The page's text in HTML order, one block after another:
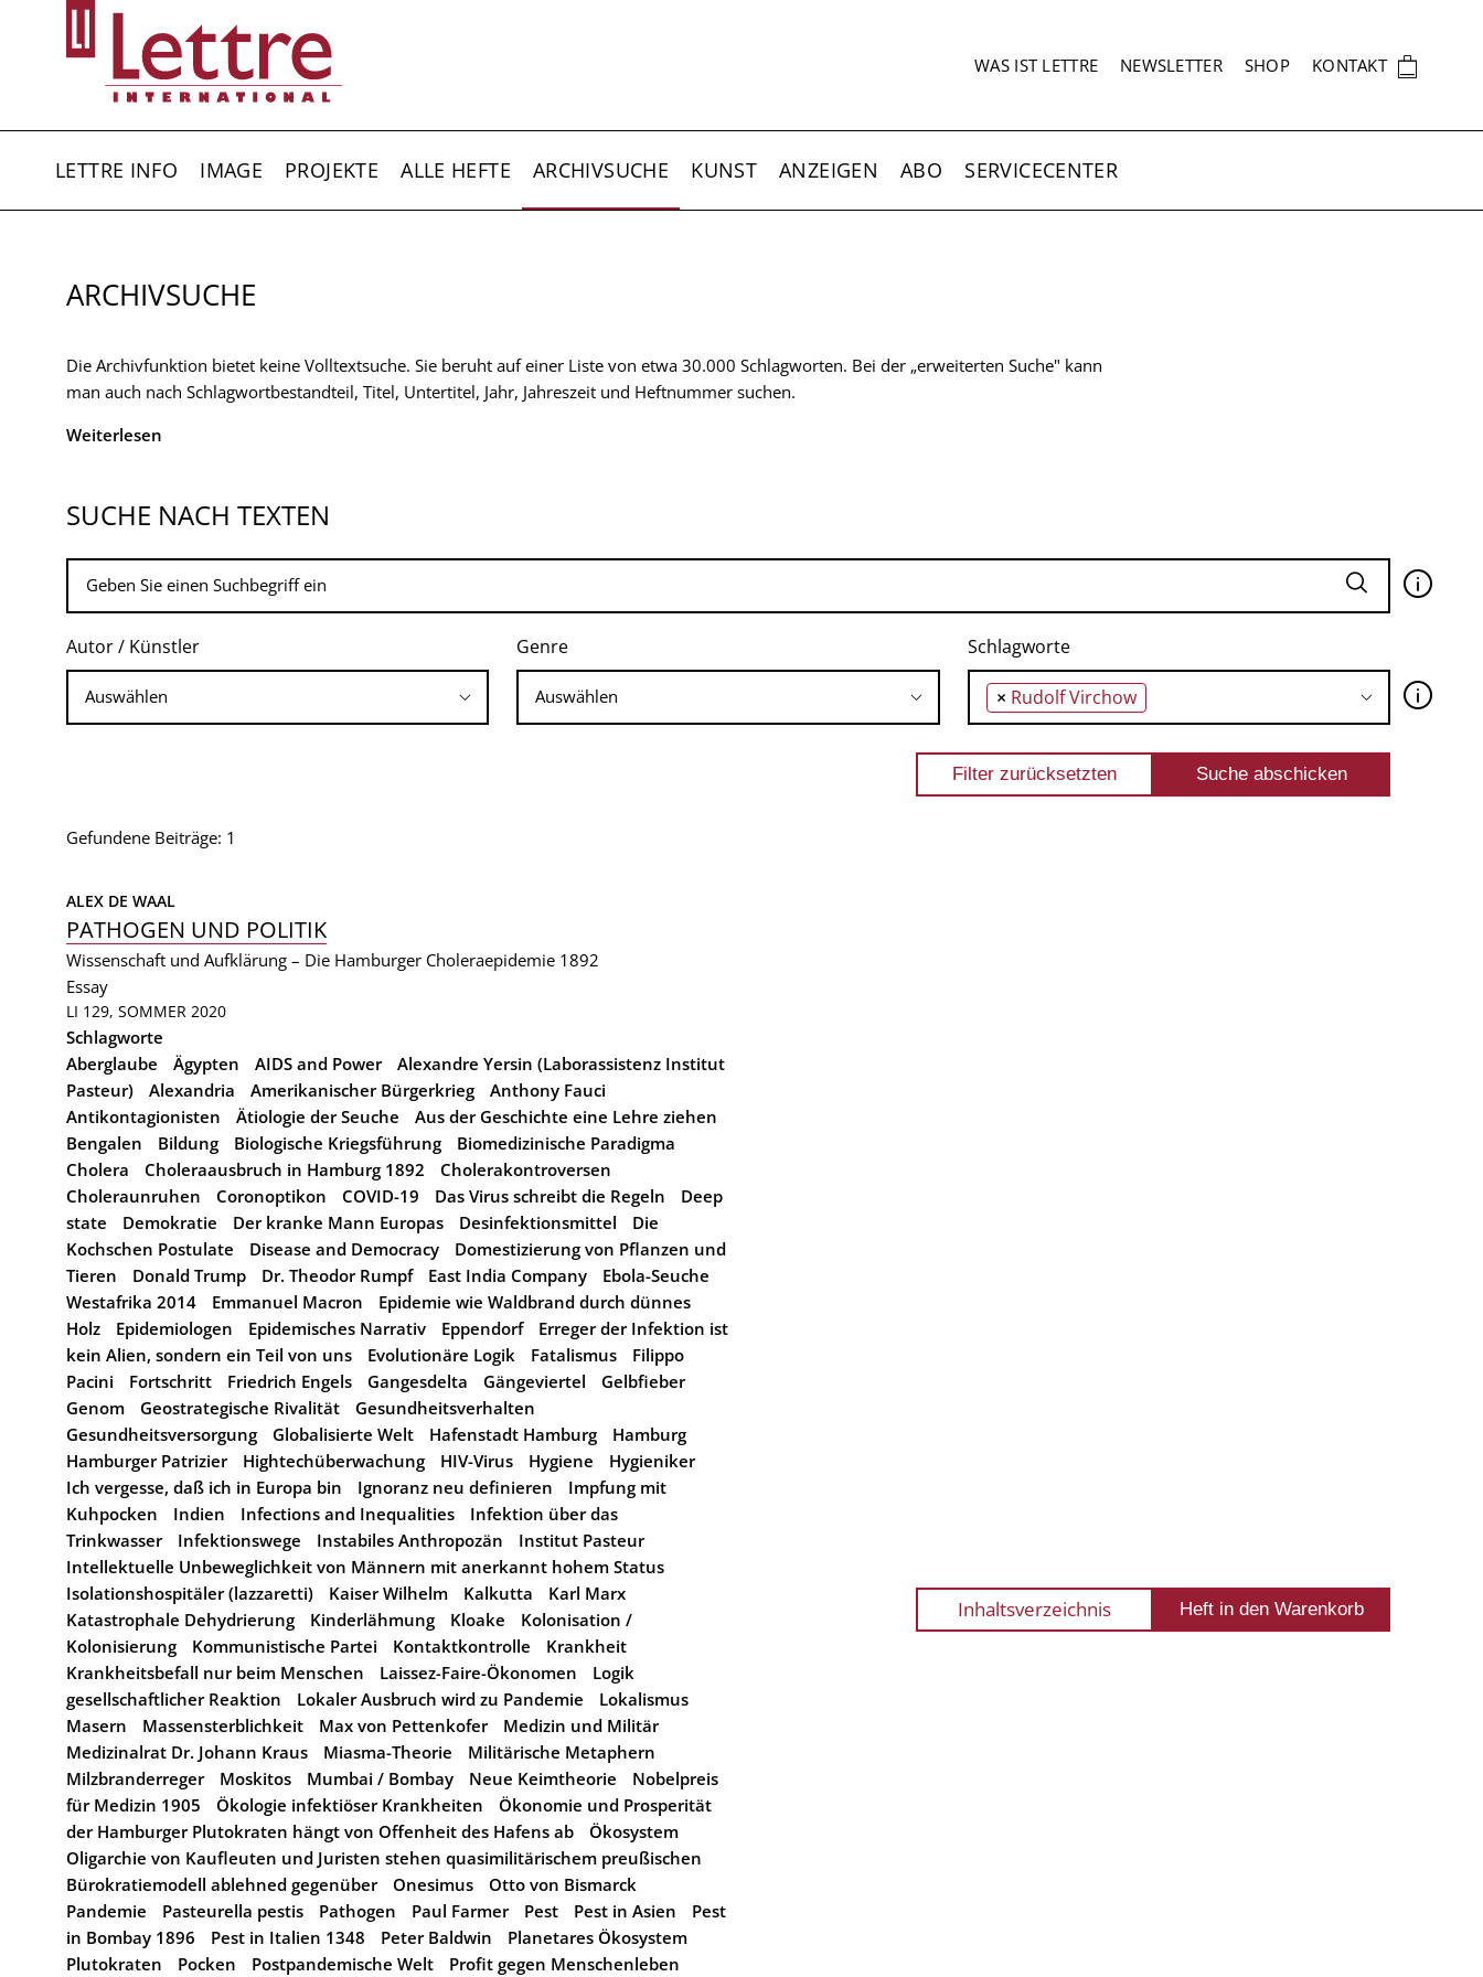
SEKUNDÄRNAVIGATION
WAS IST LETTRE NEWSLETTER SHOP KONTAKT 🛍
LETTRE INFO IMAGE PROJEKTE ALLE HEFTE ARCHIVSUCHE KUNST ANZEIGEN ABO SERVICECENTER
ARCHIVSUCHE
Die Archivfunktion bietet keine Volltextsuche. Sie beruht auf einer Liste von etwa 30.000 Schlagworten. Bei der „erweiterten Suche" kann
man auch nach Schlagwortbestandteil, Titel, Untertitel, Jahr, Jahreszeit und Heftnummer suchen.
Weiterlesen
SUCHE NACH TEXTEN
🛈
Autor / Künstler Genre Schlagworte
× Rudolf Virchow 🛈
Gefundene Beiträge: 1
ALEX DE WAAL
PATHOGEN UND POLITIK
Wissenschaft und Aufklärung – Die Hamburger Choleraepidemie 1892
Essay
LI 129, SOMMER 2020
Schlagworte
Aberglaube
Ägypten AIDS and Power
Alexandre Yersin (Laborassistenz Institut
Pasteur)
Alexandria Amerikanischer Bürgerkrieg
Anthony Fauci
Antikontagionisten
Ätiologie der Seuche
Aus der Geschichte eine Lehre ziehen
Bengalen
Bildung Biologische Kriegsführung
Biomedizinische Paradigma
Cholera
Choleraausbruch in Hamburg 1892
Cholerakontroversen
Choleraunruhen
Coronoptikon COVID-19 Das Virus schreibt die Regeln
Deep
state
Demokratie Der kranke Mann Europas Desinfektionsmittel
Die
Kochschen Postulate
Disease and Democracy
Domestizierung von Pflanzen und
Tieren
Donald Trump Dr. Theodor Rumpf East India Company
Ebola-Seuche
Westafrika 2014
Emmanuel Macron
Epidemie wie Waldbrand durch dünnes
Holz
Epidemiologen Epidemisches Narrativ Eppendorf
Erreger der Infektion ist
kein Alien, sondern ein Teil von uns
Evolutionäre Logik Fatalismus
Filippo
Pacini
Fortschritt Friedrich Engels Gangesdelta Gängeviertel
Gelbfieber
Genom
Geostrategische Rivalität
Gesundheitsverhalten
Gesundheitsversorgung
Globalisierte Welt Hafenstadt Hamburg
Hamburg
Hamburger Patrizier
Hightechüberwachung HIV-Virus Hygiene
Hygieniker
Ich vergesse, daß ich in Europa bin
Ignoranz neu definieren
Impfung mit
Kuhpocken
Indien Infections and Inequalities
Infektion über das
Trinkwasser
Infektionswege Instabiles Anthropozän
Institut Pasteur
Intellektuelle Unbeweglichkeit von Männern mit anerkannt hohem Status
Isolationshospitäler (lazzaretti)
Kaiser Wilhelm Kalkutta
Karl Marx
Katastrophale Dehydrierung
Kinderlähmung Kloake
Kolonisation /
Kolonisierung
Kommunistische Partei Kontaktkontrolle
Krankheit
Krankheitsbefall nur beim Menschen
Laissez-Faire-Ökonomen
Logik
gesellschaftlicher Reaktion
Lokaler Ausbruch wird zu Pandemie
Lokalismus
Masern
Massensterblichkeit Max von Pettenkofer
Medizin und Militär
Medizinalrat Dr. Johann Kraus
Miasma-Theorie
Militärische Metaphern
Milzbranderreger
Moskitos Mumbai / Bombay Neue Keimtheorie
Nobelpreis
für Medizin 1905
Ökologie infektiöser Krankheiten
Ökonomie und Prosperität
der Hamburger Plutokraten hängt von Offenheit des Hafens ab
Ökosystem
Oligarchie von Kaufleuten und Juristen stehen quasimilitärischem preußischen
Bürokratiemodell ablehned gegenüber
Onesimus
Otto von Bismarck
Pandemie
Pasteurella pestis Pathogen Paul Farmer Pest Pest in Asien
Pest
in Bombay 1896
Pest in Italien 1348 Peter Baldwin
Planetares Ökosystem
Plutokraten
Pocken Postpandemische Welt Profit gegen Menschenleben
Inhaltsverzeichnis